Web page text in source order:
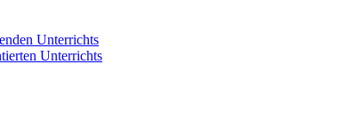
Unterrichts
Unterrichts